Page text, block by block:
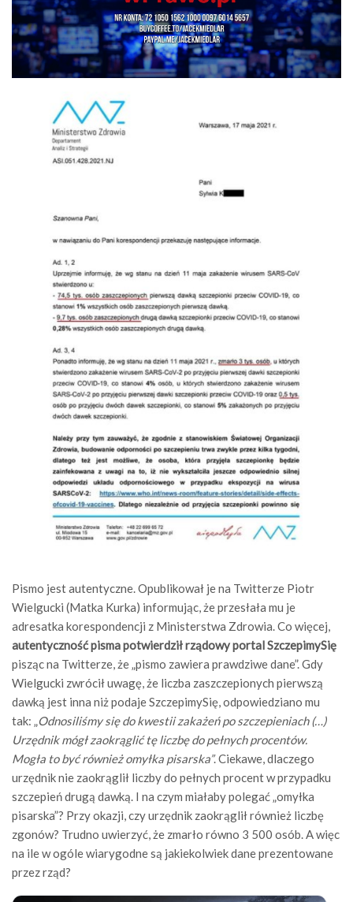
Pismo jest autentyczne. Opublikował je na Twitterze Piotr
Wielgucki (Matka Kurka) informując, że przesłała mu je
adresatka korespondencji z Ministerstwa Zdrowia. Co więcej,
autentyczność pisma potwierdził rządowy portal SzczepimySię
pisząc na Twitterze, że „pismo zawiera prawdziwe dane”. Gdy
Wielgucki zwrócił uwagę, że liczba zaszczepionych pierwszą
dawką jest inna niż podaje SzczepimySię, odpowiedziano mu
tak: „Odnosiliśmy się do kwestii zakażeń po szczepieniach (…)
Urzędnik mógł zaokrąglić tę liczbę do pełnych procentów.
Mogła to być również omyłka pisarska”. Ciekawe, dlaczego
urzędnik nie zaokrąglił liczby do pełnych procent w przypadku
szczepień drugą dawką. I na czym miałaby polegać „omyłka
pisarska”? Przy okazji, czy urzędnik zaokrąglił również liczbę
zgonów? Trudno uwierzyć, że zmarło równo 3 500 osób. A więc
na ile w ogóle wiarygodne są jakiekolwiek dane prezentowane
przez rząd?